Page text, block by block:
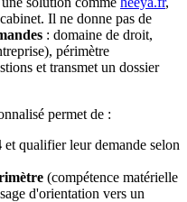
Il ne donne pas de
: domaine de droit,
périmètre
et transmet un dossier
permet de :
et qualifier leur demande selon
(compétence matérielle
d'orientation vers un